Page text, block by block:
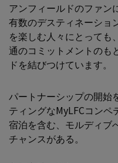
アンフィールドのファン
有数のデスティネーショ
を楽しむ人々にとっても
通のコミットメントのも
ドを結びつけています。
パートナーシップの開始
ティングなMyLFCコンペ
宿泊を含む、モルディブ
チャンスがある。